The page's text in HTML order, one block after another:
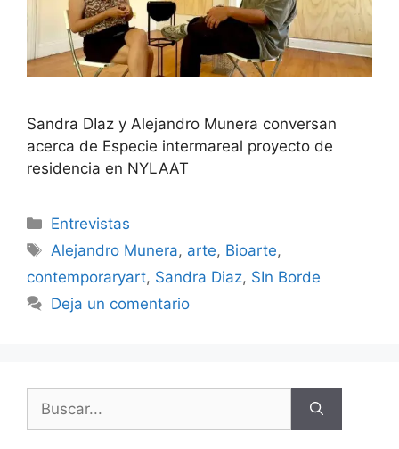
Sandra DIaz y Alejandro Munera conversan
acerca de Especie intermareal proyecto de
residencia en NYLAAT
Categorías
Entrevistas
Etiquetas
Alejandro Munera, arte, Bioarte,
contemporaryart, Sandra Diaz, SIn Borde
Deja un comentario
Buscar: